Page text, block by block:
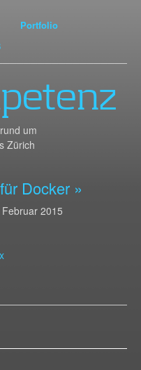
Portfolio
um
Zürich
Docker »
Februar 2015